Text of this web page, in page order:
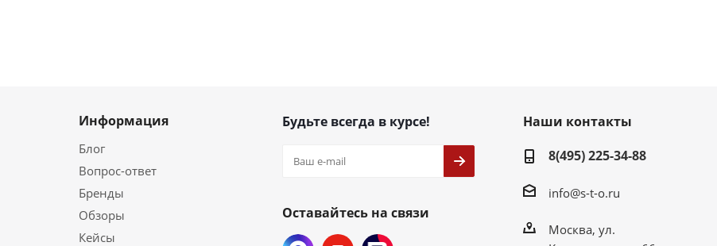
Информация
Блог
Вопрос-ответ
Бренды
Обзоры
Кейсы
Будьте всегда в курсе!
Оставайтесь на связи
Наши контакты
8(495) 225-34-88
info@s-t-o.ru
Москва, ул.